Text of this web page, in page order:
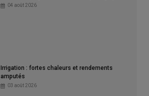
04 août 2026
Irrigation : fortes chaleurs et rendements
amputés
03 août 2026